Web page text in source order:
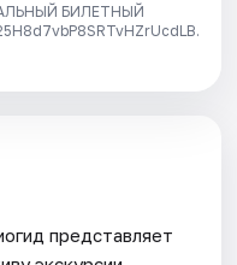
БИЛЕТНЫЙ
представляет